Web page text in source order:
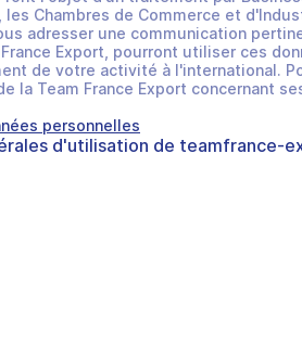
Chambres de Commerce et
adresser une communication
Export, pourront utiliser ces
de votre activité à l'international.
la Team France Export concernant
personnelles
d'utilisation de teamfrance-